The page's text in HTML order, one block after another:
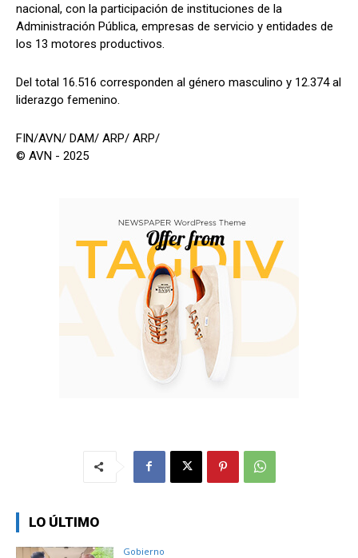
nacional, con la participación de instituciones de la
Administración Pública, empresas de servicio y entidades de
los 13 motores productivos.
Del total 16.516 corresponden al género masculino y 12.374 al
liderazgo femenino.
FIN/AVN/ DAM/ ARP/ ARP/
© AVN - 2025
LO ÚLTIMO
Gobierno